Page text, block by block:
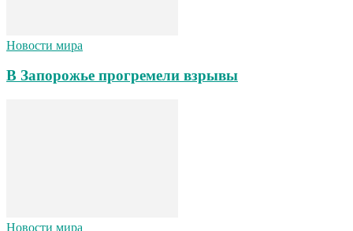
Новости мира
В Запорожье прогремели взрывы
Новости мира